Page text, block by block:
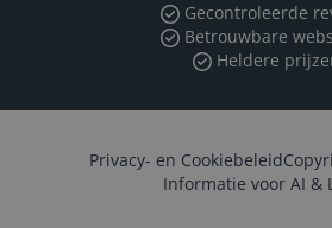
Gecontroleerde
Betrouwbare
Heldere
Privacy- en Cookiebeleid
Informatie voor AI &